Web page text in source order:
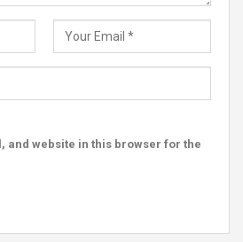
and website in this browser for the